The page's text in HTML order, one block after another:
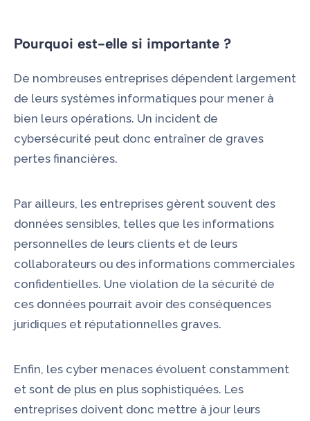
Pourquoi est-elle si importante ?
De nombreuses entreprises dépendent largement
de leurs systèmes informatiques pour mener à
bien leurs opérations. Un incident de
cybersécurité peut donc entraîner de graves
pertes financières.
Par ailleurs, les entreprises gèrent souvent des
données sensibles, telles que les informations
personnelles de leurs clients et de leurs
collaborateurs ou des informations commerciales
confidentielles. Une violation de la sécurité de
ces données pourrait avoir des conséquences
juridiques et réputationnelles graves.
Enfin, les cyber menaces évoluent constamment
et sont de plus en plus sophistiquées. Les
entreprises doivent donc mettre à jour leurs